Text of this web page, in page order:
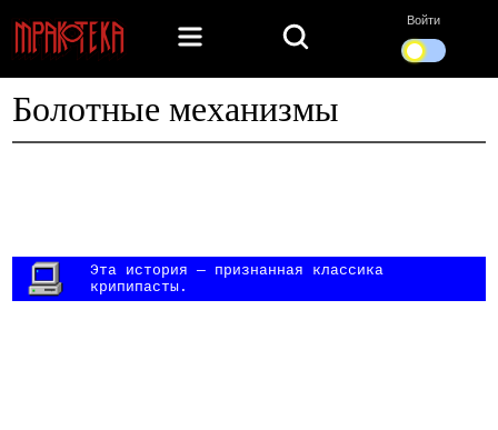
Войти
Болотные механизмы
Эта история — признанная классика
крипипасты.